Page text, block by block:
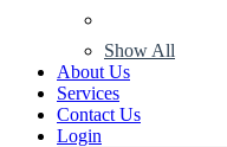
Show All
About Us
Services
Contact Us
Login